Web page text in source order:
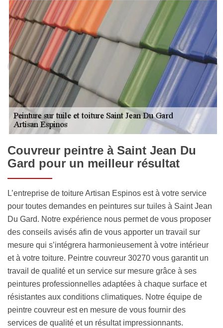
Couvreur peintre à Saint Jean Du
Gard pour un meilleur résultat
L’entreprise de toiture Artisan Espinos est à votre service
pour toutes demandes en peintures sur tuiles à Saint Jean
Du Gard. Notre expérience nous permet de vous proposer
des conseils avisés afin de vous apporter un travail sur
mesure qui s’intégrera harmonieusement à votre intérieur
et à votre toiture. Peintre couvreur 30270 vous garantit un
travail de qualité et un service sur mesure grâce à ses
peintures professionnelles adaptées à chaque surface et
résistantes aux conditions climatiques. Notre équipe de
peintre couvreur est en mesure de vous fournir des
services de qualité et un résultat impressionnants.